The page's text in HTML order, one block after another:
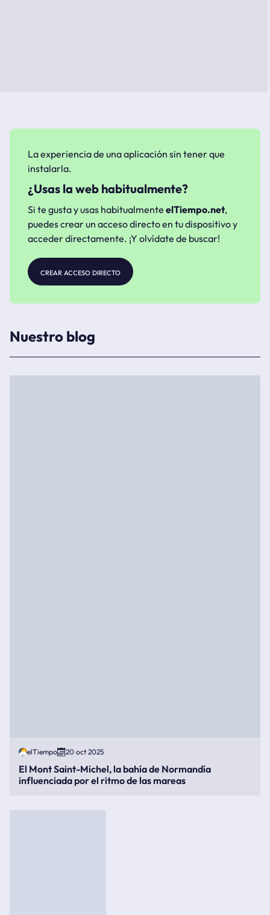
La experiencia de una aplicación sin tener que
instalarla.
¿Usas la web habitualmente?
Si te gusta y usas habitualmente elTiempo.net,
puedes crear un acceso directo en tu dispositivo y
acceder directamente. ¡Y olvídate de buscar!
crear acceso directo
Nuestro blog
elTiempo 20 oct 2025
El Mont Saint-Michel, la bahía de Normandía
influenciada por el ritmo de las mareas